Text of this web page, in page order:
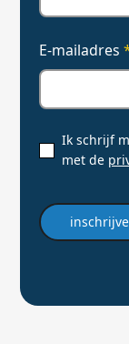
E-mailadres
Ik schrijf
met de